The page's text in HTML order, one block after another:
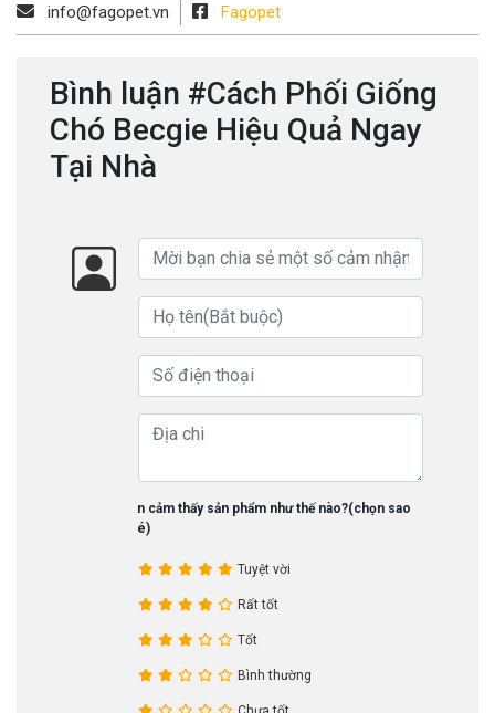
info@fagopet.vn
Fagopet
Bình luận #Cách Phối Giống
Chó Becgie Hiệu Quả Ngay
Tại Nhà
Bạn cảm thấy sản phẩm như thế nào?(chọn sao
nhé)
Tuyệt vời
Rất tốt
Tốt
Bình thường